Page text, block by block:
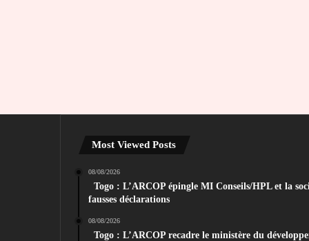
Most Viewed Posts
08/08/2026
Togo : L’ARCOP épingle MI Conseils/HPL et la
fausses déclarations
08/08/2026
Togo : L’ARCOP recadre le ministère du